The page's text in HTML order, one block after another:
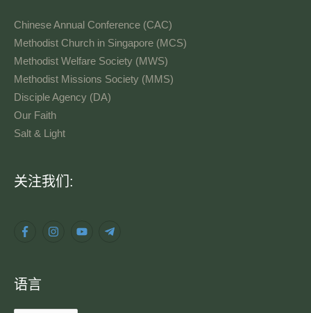
Chinese Annual Conference (CAC)
Methodist Church in Singapore (MCS)
Methodist Welfare Society (MWS)
Methodist Missions Society (MMS)
Disciple Agency (DA)
Our Faith
Salt & Light
关注我们:
语言
语